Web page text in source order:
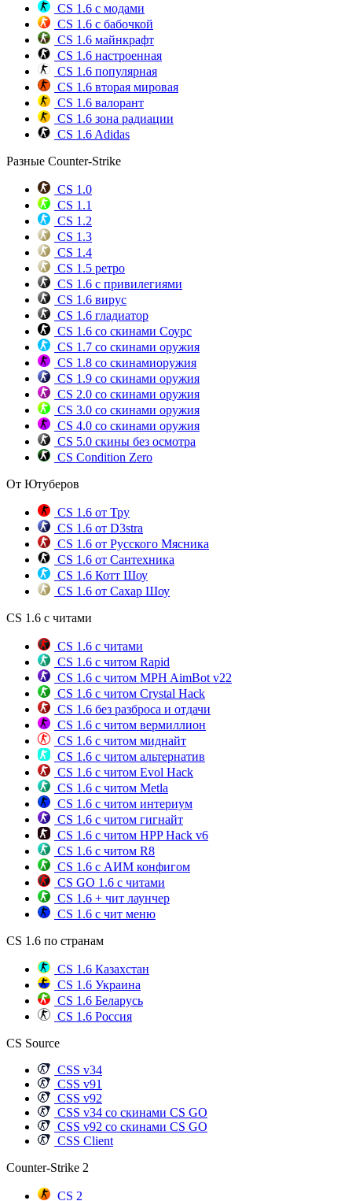
CS 1.6 с модами
CS 1.6 с бабочкой
CS 1.6 майнкрафт
CS 1.6 настроенная
CS 1.6 популярная
CS 1.6 вторая мировая
CS 1.6 валорант
CS 1.6 зона радиации
CS 1.6 Adidas
Разные Counter-Strike
CS 1.0
CS 1.1
CS 1.2
CS 1.3
CS 1.4
CS 1.5 ретро
CS 1.6 с привилегиями
CS 1.6 вирус
CS 1.6 гладиатор
CS 1.6 со скинами Соурс
CS 1.7 со скинами оружия
CS 1.8 со скинамиоружия
CS 1.9 со скинами оружия
CS 2.0 со скинами оружия
CS 3.0 со скинами оружия
CS 4.0 со скинами оружия
CS 5.0 скины без осмотра
CS Condition Zero
От Ютуберов
CS 1.6 от Тру
CS 1.6 от D3stra
CS 1.6 от Русского Мясника
CS 1.6 от Сантехника
CS 1.6 Котт Шоу
CS 1.6 от Сахар Шоу
CS 1.6 с читами
CS 1.6 с читами
CS 1.6 с читом Rapid
CS 1.6 с читом MPH AimBot v22
CS 1.6 с читом Crystal Hack
CS 1.6 без разброса и отдачи
CS 1.6 с читом вермиллион
CS 1.6 с читом миднайт
CS 1.6 с читом альтернатив
CS 1.6 с читом Evol Hack
CS 1.6 с читом Metla
CS 1.6 с читом интериум
CS 1.6 с читом гигнайт
CS 1.6 с читом HPP Hack v6
CS 1.6 с читом R8
CS 1.6 с АИМ конфигом
CS GO 1.6 с читами
CS 1.6 + чит лаунчер
CS 1.6 с чит меню
CS 1.6 по странам
CS 1.6 Казахстан
CS 1.6 Украина
CS 1.6 Беларусь
CS 1.6 Россия
CS Source
CSS v34
CSS v91
CSS v92
CSS v34 со скинами CS GO
CSS v92 со скинами CS GO
CSS Client
Counter-Strike 2
CS 2